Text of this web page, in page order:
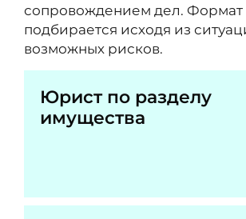
сопровождением дел. Формат
подбирается исходя из
возможных рисков.
Юрист по разделу
имущества